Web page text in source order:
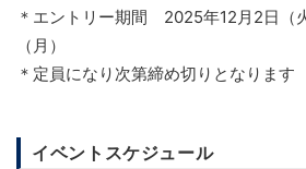
＊エントリー期間 2025年12月2日（
（月）
＊定員になり次第締め切りとなります
イベントスケジュール